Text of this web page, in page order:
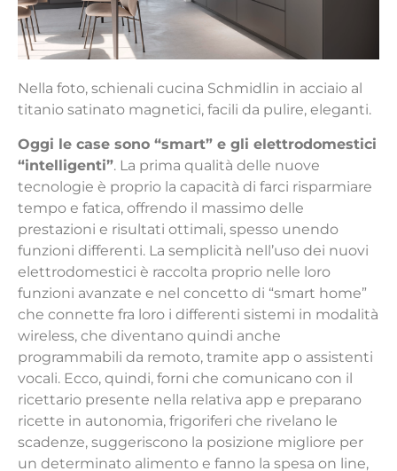
Nella foto, schienali cucina Schmidlin in acciaio al
titanio satinato magnetici, facili da pulire, eleganti.
Oggi le case sono “smart” e gli elettrodomestici
“intelligenti”. La prima qualità delle nuove
tecnologie è proprio la capacità di farci risparmiare
tempo e fatica, offrendo il massimo delle
prestazioni e risultati ottimali, spesso unendo
funzioni differenti. La semplicità nell’uso dei nuovi
elettrodomestici è raccolta proprio nelle loro
funzioni avanzate e nel concetto di “smart home”
che connette fra loro i differenti sistemi in modalità
wireless, che diventano quindi anche
programmabili da remoto, tramite app o assistenti
vocali. Ecco, quindi, forni che comunicano con il
ricettario presente nella relativa app e preparano
ricette in autonomia, frigoriferi che rivelano le
scadenze, suggeriscono la posizione migliore per
un determinato alimento e fanno la spesa on line,